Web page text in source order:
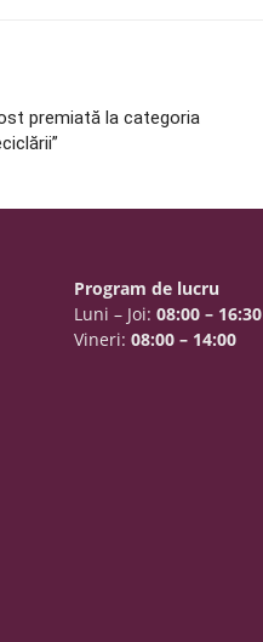
premiată la categoria
Program de lucru
Luni – Joi:08:00 – 16:30
Vineri:08:00 – 14:00